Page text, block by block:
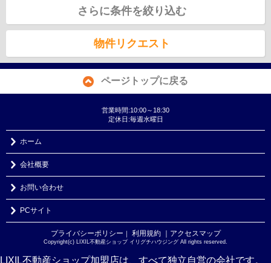
さらに条件を絞り込む
物件リクエスト
ページトップに戻る
営業時間:10:00～18:30
定休日:毎週水曜日
ホーム
会社概要
お問い合わせ
PCサイト
プライバシーポリシー ｜ 利用規約 ｜アクセスマップ
Copyright(c) LIXIL不動産ショップ イリグチハウジング All rights reserved.
LIXIL不動産ショップ加盟店は、すべて独立自営の会社です。